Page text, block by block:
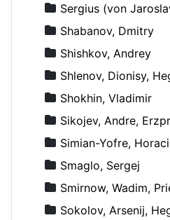
Sergius (von
Shabanov, Dmitry
Shishkov, Andrey
Shlenov, Dionisy,
Shokhin, Vladimir
Sikojev, Andre,
Simian-Yofre,
Smaglo, Sergej
Smirnow, Wadim,
Sokolov, Arsenij,